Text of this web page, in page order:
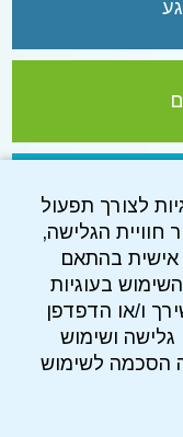
לצורך תפעול
חוויית הגלישה,
בהתאם
בעוגיות
ו/או הדפדפן
גלישה ושימוש
הסכמה לשימוש